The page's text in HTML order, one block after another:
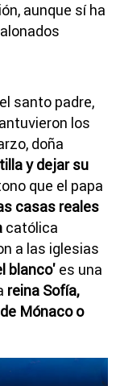
aunque sí ha
santo padre,
los
doña
y dejar su
que el papa
casas reales
católica
a las iglesias
blanco' es una
reina Sofía,
Mónaco o